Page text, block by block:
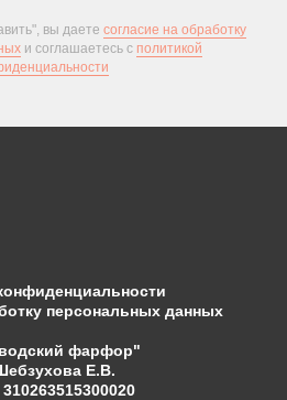
вы даете согласие на обработку
и соглашаетесь c политикой
персональных данных
фарфор"
Е.В.